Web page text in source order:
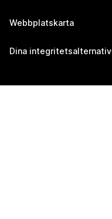
Webbplatskarta
Dina integritetsalternativ